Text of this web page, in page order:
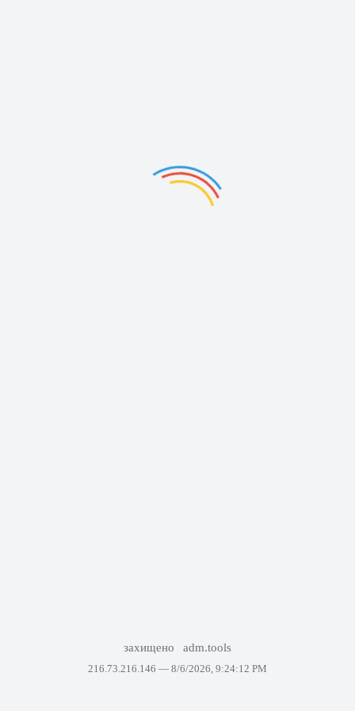
захищено adm.tools
216.73.216.146 — 8/6/2026, 9:24:12 PM